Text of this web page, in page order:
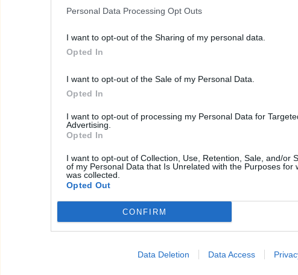
Personal Data Processing Opt Outs
I want to opt-out of the Sharing of my personal data.
Opted In
I want to opt-out of the Sale of my Personal Data.
Opted In
I want to opt-out of processing my Personal Data for
Advertising.
Opted In
I want to opt-out of Collection, Use, Retention, Sale, and/or
of my Personal Data that Is Unrelated with the Purposes for
was collected.
Opted Out
CONFIRM
Data Deletion Data Access